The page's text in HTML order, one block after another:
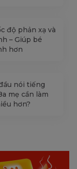
độ phản xạ và
– Giúp bé
hơn
nói tiếng
mẹ cần làm
hơn?